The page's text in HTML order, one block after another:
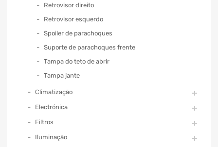
Retrovisor direito
Retrovisor esquerdo
Spoiler de parachoques
Suporte de parachoques frente
Tampa do teto de abrir
Tampa jante
Climatização
Electrónica
Filtros
Iluminação